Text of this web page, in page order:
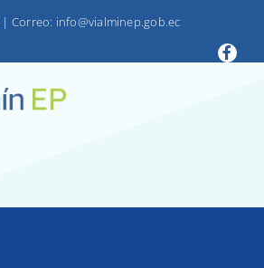
| Correo: info@vialminep.gob.ec